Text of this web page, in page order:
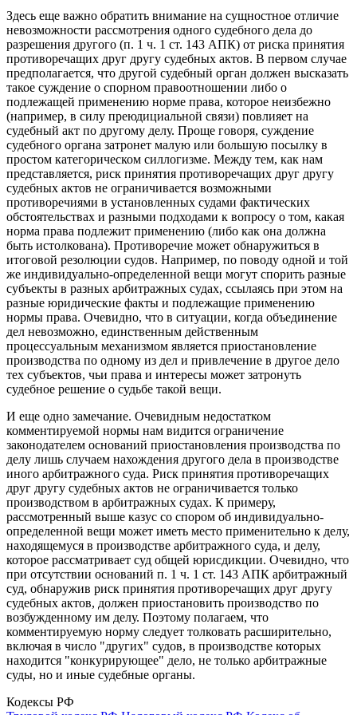
Здесь еще важно обратить внимание на сущностное отличие
невозможности рассмотрения одного судебного дела до
разрешения другого (п. 1 ч. 1 ст. 143 АПК) от риска принятия
противоречащих друг другу судебных актов. В первом случае
предполагается, что другой судебный орган должен высказать
такое суждение о спорном правоотношении либо о
подлежащей применению норме права, которое неизбежно
(например, в силу преюдициальной связи) повлияет на
судебный акт по другому делу. Проще говоря, суждение
судебного органа затронет малую или большую посылку в
простом категорическом силлогизме. Между тем, как нам
представляется, риск принятия противоречащих друг другу
судебных актов не ограничивается возможными
противоречиями в установленных судами фактических
обстоятельствах и разными подходами к вопросу о том, какая
норма права подлежит применению (либо как она должна
быть истолкована). Противоречие может обнаружиться в
итоговой резолюции судов. Например, по поводу одной и той
же индивидуально-определенной вещи могут спорить разные
субъекты в разных арбитражных судах, ссылаясь при этом на
разные юридические факты и подлежащие применению
нормы права. Очевидно, что в ситуации, когда объединение
дел невозможно, единственным действенным
процессуальным механизмом является приостановление
производства по одному из дел и привлечение в другое дело
тех субъектов, чьи права и интересы может затронуть
судебное решение о судьбе такой вещи.
И еще одно замечание. Очевидным недостатком
комментируемой нормы нам видится ограничение
законодателем оснований приостановления производства по
делу лишь случаем нахождения другого дела в производстве
иного арбитражного суда. Риск принятия противоречащих
друг другу судебных актов не ограничивается только
производством в арбитражных судах. К примеру,
рассмотренный выше казус со спором об индивидуально-
определенной вещи может иметь место применительно к делу,
находящемуся в производстве арбитражного суда, и делу,
которое рассматривает суд общей юрисдикции. Очевидно, что
при отсутствии оснований п. 1 ч. 1 ст. 143 АПК арбитражный
суд, обнаружив риск принятия противоречащих друг другу
судебных актов, должен приостановить производство по
возбужденному им делу. Поэтому полагаем, что
комментируемую норму следует толковать расширительно,
включая в число "других" судов, в производстве которых
находится "конкурирующее" дело, не только арбитражные
суды, но и иные судебные органы.
Кодексы РФ